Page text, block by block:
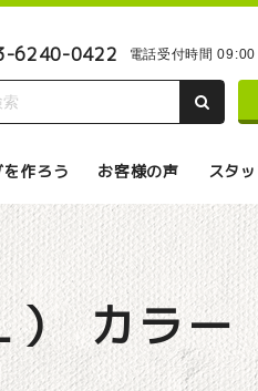
6240-0422 電話受付時間
作ろう お客様の声 スタ
） カラー